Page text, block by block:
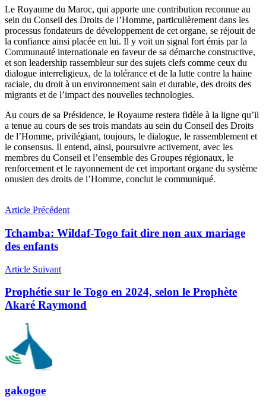
Le Royaume du Maroc, qui apporte une contribution reconnue au
sein du Conseil des Droits de l’Homme, particulièrement dans les
processus fondateurs de développement de cet organe, se réjouit de
la confiance ainsi placée en lui. Il y voit un signal fort émis par la
Communauté internationale en faveur de sa démarche constructive,
et son leadership rassembleur sur des sujets clefs comme ceux du
dialogue interreligieux, de la tolérance et de la lutte contre la haine
raciale, du droit à un environnement sain et durable, des droits des
migrants et de l’impact des nouvelles technologies.
Au cours de sa Présidence, le Royaume restera fidèle à la ligne qu’il
a tenue au cours de ses trois mandats au sein du Conseil des Droits
de l’Homme, privilégiant, toujours, le dialogue, le rassemblement et
le consensus. Il entend, ainsi, poursuivre activement, avec les
membres du Conseil et l’ensemble des Groupes régionaux, le
renforcement et le rayonnement de cet important organe du système
onusien des droits de l’Homme, conclut le communiqué.
Article Précédent
Tchamba: Wildaf-Togo fait dire non aux mariage
des enfants
Article Suivant
Prophétie sur le Togo en 2024, selon le Prophète
Akaré Raymond
gakogoe